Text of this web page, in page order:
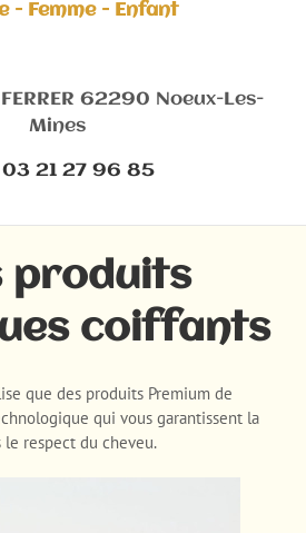
- Femme - Enfant
62290 Noeux-Les-
Mines
03 21 27 96 85
produits
coiffants
que des produits Premium de
qui vous garantissent la
respect du cheveu.